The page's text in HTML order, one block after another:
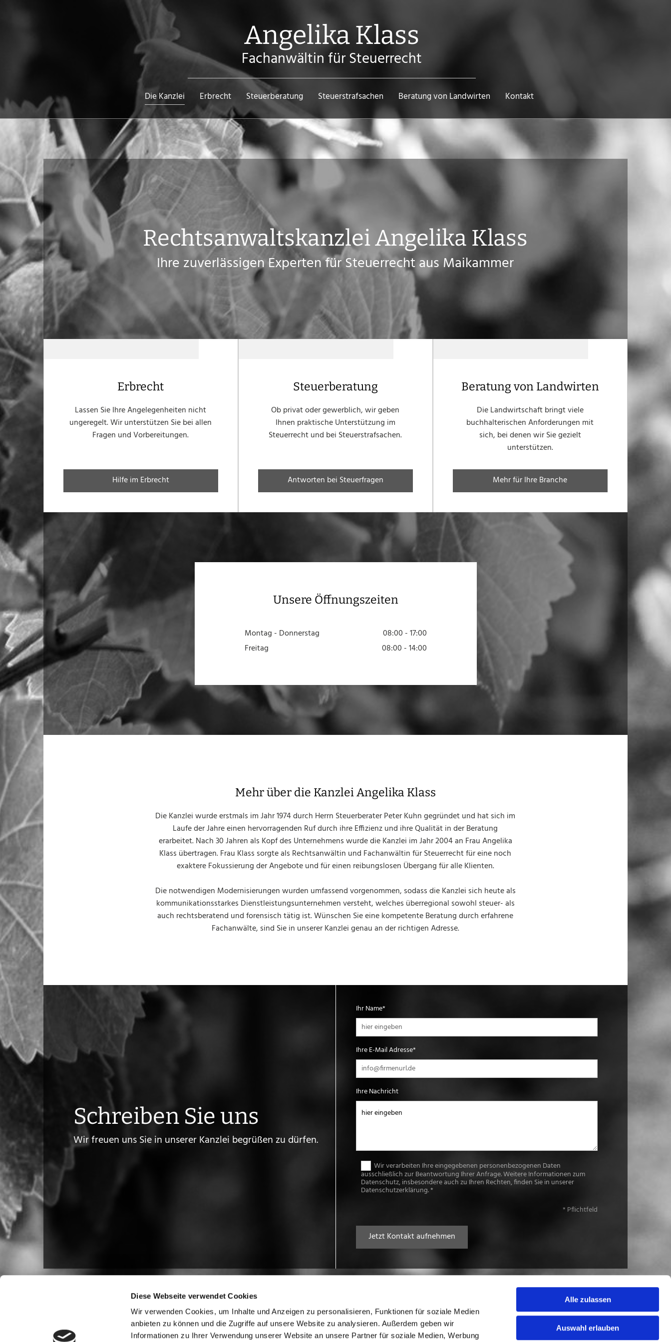
Diese Webseite verwendet Cookies
Wir verwenden Cookies, um Inhalte und Anzeigen zu personalisieren, Funktionen für soziale Medien
anbieten zu können und die Zugriffe auf unsere Website zu analysieren. Außerdem geben wir
Informationen zu Ihrer Verwendung unserer Website an unsere Partner für soziale Medien, Werbung
Alle zulassen
Auswahl erlauben
Angelika Klass
Fachanwältin für Steuerrecht
Die Kanzlei Erbrecht Steuerberatung Steuerstrafsachen Beratung von Landwirten Kontakt
Rechtsanwaltskanzlei Angelika Klass
Ihre zuverlässigen Experten für Steuerrecht aus Maikammer
Erbrecht
Lassen Sie Ihre Angelegenheiten nicht
ungeregelt. Wir unterstützen Sie bei allen
Fragen und Vorbereitungen.
Hilfe im Erbrecht
Steuerberatung
Ob privat oder gewerblich, wir geben
Ihnen praktische Unterstützung im
Steuerrecht und bei Steuerstrafsachen.
Antworten bei Steuerfragen
Beratung von Landwirten
Die Landwirtschaft bringt viele
buchhalterischen Anforderungen mit
sich, bei denen wir Sie gezielt
unterstützen.
Mehr für Ihre Branche
Unsere Öffnungszeiten
Montag - Donnerstag
08:00 - 17:00
Freitag
08:00 - 14:00
Mehr über die Kanzlei Angelika Klass
Die Kanzlei wurde erstmals im Jahr 1974 durch Herrn Steuerberater Peter Kuhn gegründet und hat sich im
Laufe der Jahre einen hervorragenden Ruf durch ihre Effizienz und ihre Qualität in der Beratung
erarbeitet. Nach 30 Jahren als Kopf des Unternehmens wurde die Kanzlei im Jahr 2004 an Frau Angelika
Klass übertragen. Frau Klass sorgte als Rechtsanwältin und Fachanwältin für Steuerrecht für eine noch
exaktere Fokussierung der Angebote und für einen reibungslosen Übergang für alle Klienten.
Die notwendigen Modernisierungen wurden umfassend vorgenommen, sodass die Kanzlei sich heute als
kommunikationsstarkes Dienstleistungsunternehmen versteht, welches überregional sowohl steuer- als
auch rechtsberatend und forensisch tätig ist. Wünschen Sie eine kompetente Beratung durch erfahrene
Fachanwälte, sind Sie in unserer Kanzlei genau an der richtigen Adresse.
Schreiben Sie uns
Wir freuen uns Sie in unserer Kanzlei begrüßen zu dürfen.
Ihr Name*
Ihre E-Mail Adresse*
Ihre Nachricht
Wir verarbeiten Ihre eingegebenen personenbezogenen Daten
ausschließlich zur Beantwortung Ihrer Anfrage. Weitere Informationen zum
Datenschutz, insbesondere auch zu Ihren Rechten, finden Sie in unserer
Datenschutzerklärung. *
* Pflichtfeld